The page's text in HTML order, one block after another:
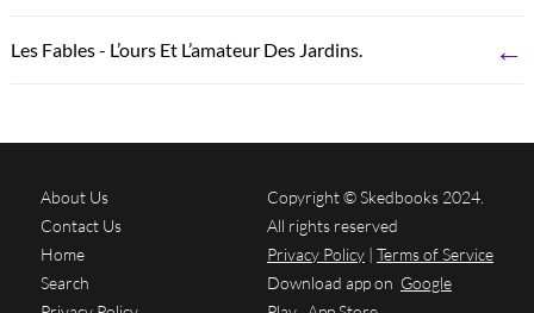
Les Fables - L’ours Et L’amateur Des Jardins. ←
About Us
Contact Us
Home
Search
Copyright © Skedbooks 2024.
All rights reserved
Privacy Policy | Terms of Service
Download app on Google